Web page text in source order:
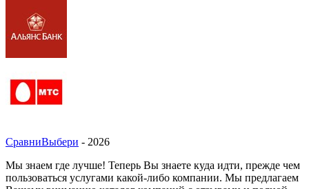
СравниВыбери - 2026
Мы знаем где лучше! Теперь Вы знаете куда идти, прежде чем
пользоваться услугами какой-либо компании. Мы предлагаем